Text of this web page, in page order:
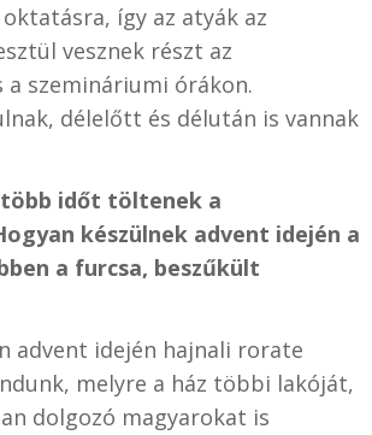
így az atyák az
vesznek részt az
a szemináriumi órákon.
délelőtt és délután is vannak
időt töltenek a
készülnek advent idején a
a furcsa, beszűkült
advent idején hajnali rorate
melyre a ház többi lakóját,
dolgozó magyarokat is